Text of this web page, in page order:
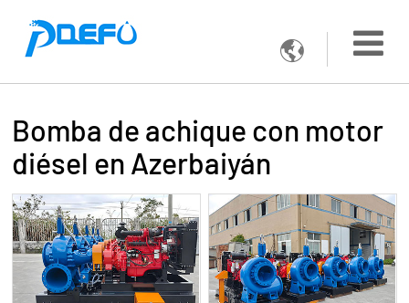

Bomba de achique con motor
diésel en Azerbaiyán